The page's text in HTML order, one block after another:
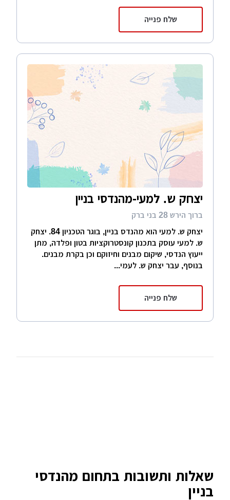
שלח פנייה
יצחק ש. למעי-מהנדסי בניין
ברוך הירש 28 בני ברק
יצחק ש. למעי הוא מהנדס בניין, בוגר הטכניון 84. יצחק
ש. למעי עוסק בתכנון קונסטרוקציות בטון ופלדה, מתן
ייעוץ הנדסי, שיקום מבנים וחיזוקם וכן בקרת מבנים.
בנוסף, עבר יצחק ש. לעמי...
שלח פנייה
שאלות ותשובות בתחום מהנדסי
בניין